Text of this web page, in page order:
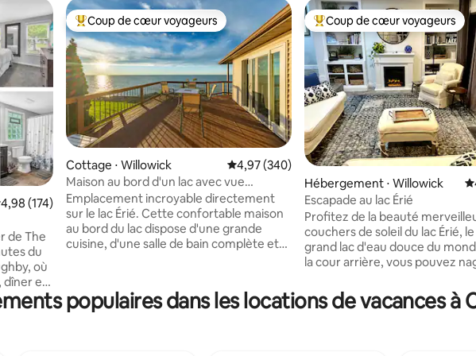
appréciés
moyenne sur la base de 174 commentaires : 4,98 sur 5
4,98 (174)
de The
du
où
dîner et
Cette
Coups de cœur voyageurs les plus appréciés
Coup de cœur voyageurs
Cottage ⋅ Willowick Évaluation moyenne sur la base de 340
4,97 (340)
Maison au bord d'un lac avec vue
imprenable
Emplacement incroyable directement
sur le lac Érié. Cette confortable maison
au bord du lac dispose d'une grande
cuisine, d'une salle de bain complète et
profiter de votre intimité, mais nous
vivons à environ 200 pieds pour que nous
Coups de cœur voyageurs les
Coup de cœur voyageurs
Hébergement ⋅ Willowick
Escapade au lac Érié
Profitez de la beauté
couchers de soleil du lac Érié, le
grand lac d'eau douce du monde.
la cour arrière, vous pouvez
de bain avec foyer électrique
confortable dans la pièce à
populaires dans les locations de vacances à